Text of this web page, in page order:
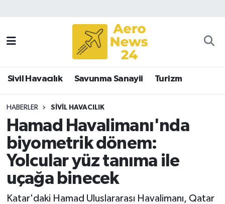
Sivil Havacılık Savunma Sanayii Turizm
HABERLER SIVIL HAVACILIK
Hamad Havalimanı'nda
biyometrik dönem:
Yolcular yüz tanıma ile
uçağa binecek
Katar'daki Hamad Uluslararası Havalimanı, Qatar